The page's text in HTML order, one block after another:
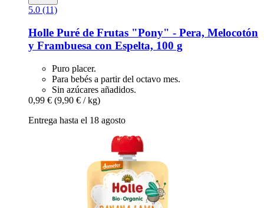
5.0 (11)
Holle Puré de Frutas "Pony" -​ Pera, Melocotón
y Frambuesa con Espelta, 100 g
Puro placer.
Para bebés a partir del octavo mes.
Sin azúcares añadidos.
0,99 € (9,90 € / kg)
Entrega hasta el 18 agosto